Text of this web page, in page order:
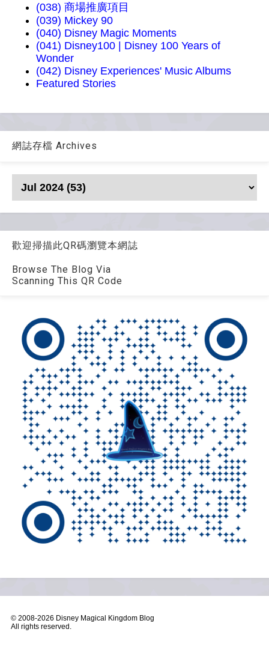
(038) 商場推廣項目
(039) Mickey 90
(040) Disney Magic Moments
(041) Disney100 | Disney 100 Years of
Wonder
(042) Disney Experiences' Music Albums
Featured Stories
網誌存檔 Archives
歡迎掃描此QR碼瀏覽本網誌
Browse The Blog Via
Scanning This QR Code
© 2008-2026 Disney Magical Kingdom Blog
All rights reserved.